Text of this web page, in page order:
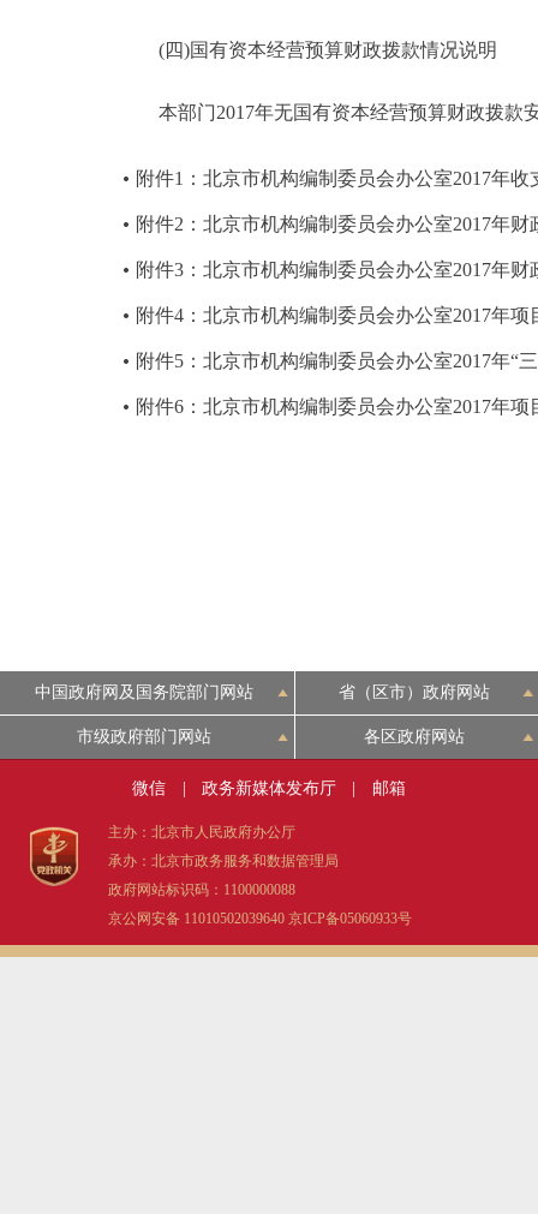
(四)国有资本经营预算财政拨款情况说明
本部门2017年无国有资本经营预算财政拨款
附件1：北京市机构编制委员会办公室2017年收
附件2：北京市机构编制委员会办公室2017年
附件3：北京市机构编制委员会办公室2017年
附件4：北京市机构编制委员会办公室2017年项
附件5：北京市机构编制委员会办公室2017年“
附件6：北京市机构编制委员会办公室2017年
中国政府网及国务院部门网站 省（区市）政府网站
市级政府部门网站 各区政府网站
微信 政务新媒体发布厅 邮箱
主办：北京市人民政府办公厅
承办：北京市政务服务和数据管理局
政府网站标识码：1100000088
京公网安备 11010502039640 京ICP备05060933号